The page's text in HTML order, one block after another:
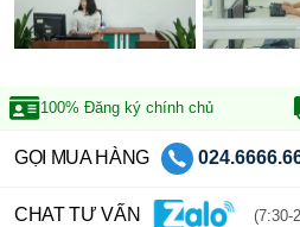
100% Đăng ký chính chủ
GỌI MUA HÀNG
CHAT TƯ VẤN (7:30-